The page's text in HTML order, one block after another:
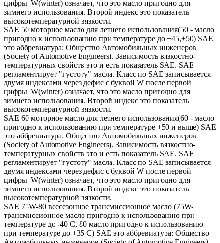
цифры. W(winter) означает, что это масло пригодно для
зимнего использования. Второй индекс это показатель
высокотемпературной вязкости.
SAE 50 моторное масло для летнего использования(50 - масло
пригодно к использованию при температуре до +45,+50) SAE
это аббревиатура: Общество Автомобильных инженеров
(Society of Automotive Engineers). Зависимость вязкостно-
температурных свойств это и есть показатель SAE. SAE
регламентирует "густоту" масла. Класс по SAE записывается
двумя индексами через дефис с буквой W после первой
цифры. W(winter) означает, что это масло пригодно для
зимнего использования. Второй индекс это показатель
высокотемпературной вязкости.
SAE 60 моторное масло для летнего использования(60 - масло
пригодно к использованию при температуре +50 и выше) SAE
это аббревиатура: Общество Автомобильных инженеров
(Society of Automotive Engineers). Зависимость вязкостно-
температурных свойств это и есть показатель SAE. SAE
регламентирует "густоту" масла. Класс по SAE записывается
двумя индексами через дефис с буквой W после первой
цифры. W(winter) означает, что это масло пригодно для
зимнего использования. Второй индекс это показатель
высокотемпературной вязкости.
SAE 75W-80 всесезонное трансмиссионное масло (75W-
трансмиссионное масло пригодно к использованию при
температуре до -40 С, 80 масло пригодно к использованию
при температуре до +35 С) SAE это аббревиатура: Общество